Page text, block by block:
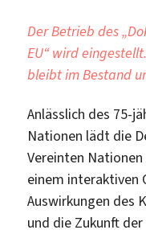
Der Betrieb des
EU“ wird
bleibt im Bestand
Anlässlich des 75-
Nationen lädt die
Vereinten Nationen
einem interaktiven
Auswirkungen des
und die Zukunft